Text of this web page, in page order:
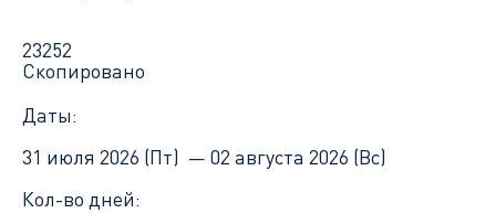
23252
Скопировано
Даты:
31 июля 2026 (Пт) — 02 августа 2026 (Вс)
Кол-во дней: